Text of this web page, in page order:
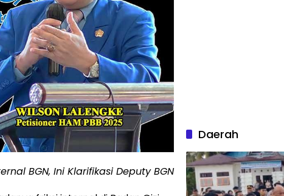
BGN, Ini Klarifikasi Deputy BGN
Daerah